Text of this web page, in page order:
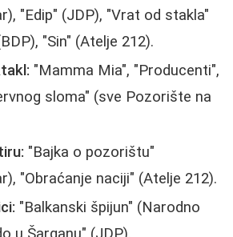
"Edip" (JDP), "Vrat od stakla"
"Sin" (Atelje 212).
"Mamma Mia", "Producenti",
sloma" (sve Pozorište na
"Bajka o pozorištu"
"Obraćanje naciji" (Atelje 212).
"Balkanski špijun" (Narodno